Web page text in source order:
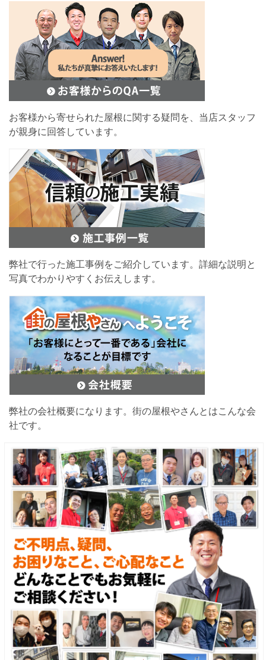
お客様から寄せられた屋根に関する疑問を、当店スタッフ
が親身に回答しています。
弊社で行った施工事例をご紹介しています。詳細な説明と
写真でわかりやすくお伝えします。
弊社の会社概要になります。街の屋根やさんとはこんな会
社です。